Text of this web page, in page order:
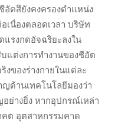
ตสึยังคงครองตำแหน่ง
เนื่องตลอดเวลา บริษัท
แรงกดอัจฉริยะลงใน
บแต่งการทำงานของชีอัต
งของร่างกายในแต่ละ
ด้านเทคโนโลยีมองว่า
ย่างยิ่ง หากอุปกรณ์เหล่า
คต อุตสาหกรรมคาด